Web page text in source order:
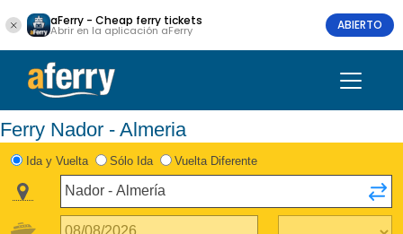
aFerry - Cheap ferry tickets
Abrir en la aplicación aFerry ABIERTO
Ferry Nador - Almeria
Ida y Vuelta Sólo Ida Vuelta Diferente